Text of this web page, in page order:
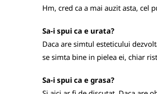
Hm, cred ca a mai auzit asta, cel
Sa-i spui ca e urata?
Daca are simtul esteticului
se simta bine in pielea ei, chiar
Sa-i spui ca e grasa?